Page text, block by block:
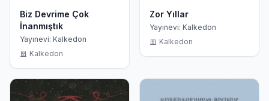
Biz Devrime Çok
İnanmıştık
Yayınevi: Kalkedon
Kalkedon
Zor Yıllar
Yayınevi: Kalkedon
Kalkedon